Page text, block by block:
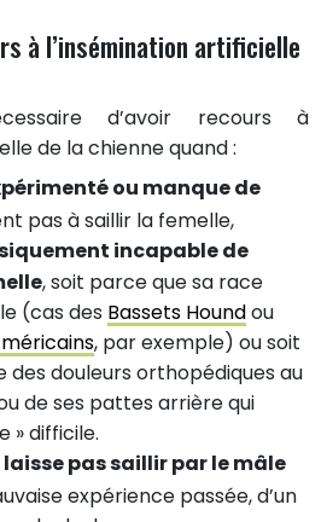
à l’insémination artificielle
d’avoir recours à
de la chienne quand :
ou manque de
pas à saillir la femelle,
incapable de
, soit parce que sa race
(cas des Bassets Houndou
, par exemple) ou soit
des douleurs orthopédiques au
de ses pattes arrière qui
» difficile.
laisse pas saillir par le mâle
expérience passée, d’un